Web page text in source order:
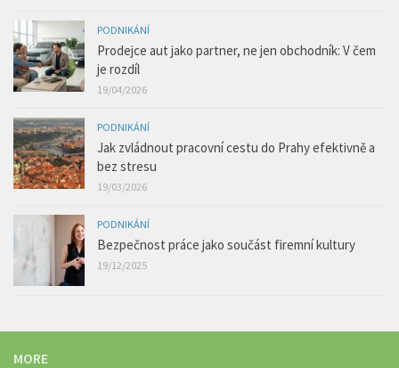
PODNIKÁNÍ
Prodejce aut jako partner, ne jen obchodník: V čem
je rozdíl
19/04/2026
PODNIKÁNÍ
Jak zvládnout pracovní cestu do Prahy efektivně a
bez stresu
19/03/2026
PODNIKÁNÍ
Bezpečnost práce jako součást firemní kultury
19/12/2025
MORE